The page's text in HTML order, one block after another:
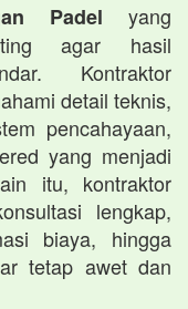
Padel yang
agar hasil
Kontraktor
detail teknis,
pencahayaan,
yang menjadi
itu, kontraktor
lengkap,
biaya, hingga
tetap awet dan